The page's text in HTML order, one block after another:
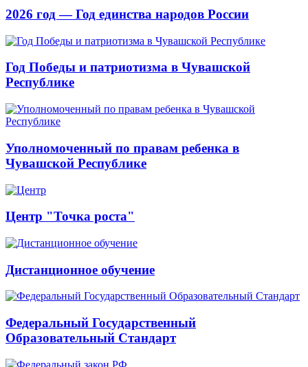
2026 год — Год единства народов России
Год Победы и патриотизма в Чувашской
Республике
Уполномоченный по правам ребенка в
Чувашской Республике
Центр "Точка роста"
Дистанционное обучение
Федеральный Государственный
Образовательный Стандарт